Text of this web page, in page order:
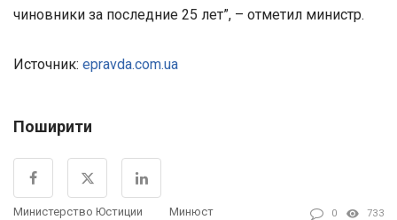
чиновники за последние 25 лет”, – отметил министр.
Источник: epravda.com.ua
Поширити
Министерство Юстиции
Минюст
0 733